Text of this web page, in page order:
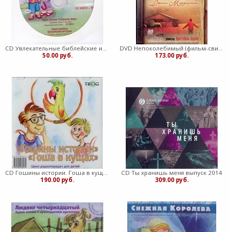
CD Увлекательные библейские истории
50.00 руб.
DVD Непоколебимый (фильм-свидетельство, молодые годы Джоша Макдауэлла, изд."Виссон")
173.00 руб.
CD Гошины истории. Гоша в кущах.В христианском прочтении
190.00 руб.
CD Ты хранишь меня выпуск 2014
309.00 руб.